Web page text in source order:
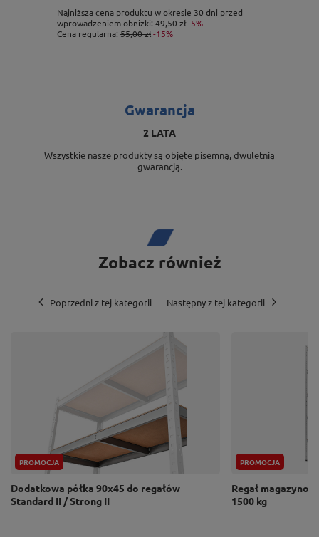
Przetłoczenia języczków mocujących
Półki regałów STRONG II mocowane są do nóg bez
wsparcia śrub. Dzięki wprowadzeniu w ostatnim czasie
przez naszą firmę nowatorskiego rozwiązania w
postaci specjalnych kulistych przetłoczeń w
„języczkach” mocujących półkę, regał po zmontowaniu
jest dużo stabilniejszy od konkurencyjnych ofert!
Najniższa cena produktu w okresie 30 dni przed
wprowadzeniem obniżki: 49,50 zł-5%
Cena regularna: 55,00 zł-15%
Gwarancja
2 LATA
Wszystkie nasze produkty są objęte pisemną, dwuletnią
gwarancją.
Zobacz również
Poprzedni z tej kategorii Następny z tej kategorii
PROMOCJA
Dodatkowa półka 90x45 do regałów
Standard II / Strong II
PROMOCJA
Regał
1500 kg